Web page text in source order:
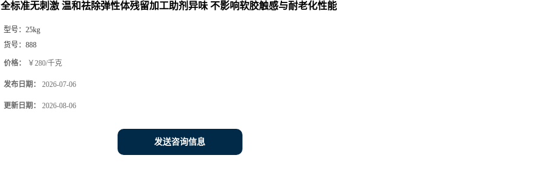
全标准无刺激 温和祛除弹性体残留加工助剂异味 不影响软胶触感与耐老化性能
型号： 25kg
货号： 888
价格： ￥280/千克
发布日期： 2026-07-06
更新日期： 2026-08-06
发送咨询信息